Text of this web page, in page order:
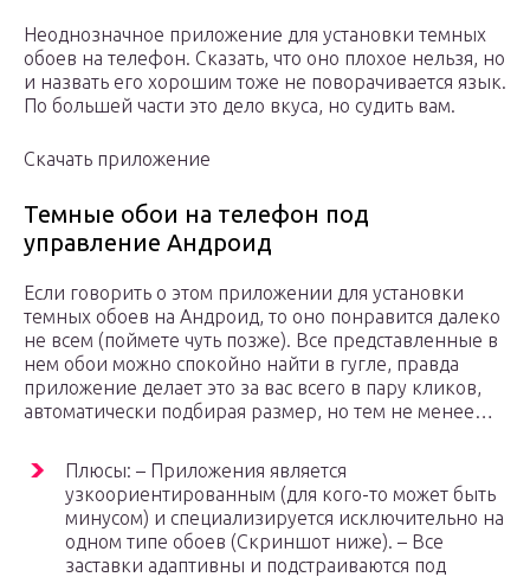
Неоднозначное приложение для установки темных
обоев на телефон. Сказать, что оно плохое нельзя, но
и назвать его хорошим тоже не поворачивается язык.
По большей части это дело вкуса, но судить вам.
Скачать приложение
Темные обои на телефон под
управление Андроид
Если говорить о этом приложении для установки
темных обоев на Андроид, то оно понравится далеко
не всем (поймете чуть позже). Все представленные в
нем обои можно спокойно найти в гугле, правда
приложение делает это за вас всего в пару кликов,
автоматически подбирая размер, но тем не менее…
Плюсы: – Приложения является
узкоориентированным (для кого-то может быть
минусом) и специализируется исключительно на
одном типе обоев (Скриншот ниже). – Все
заставки адаптивны и подстраиваются под